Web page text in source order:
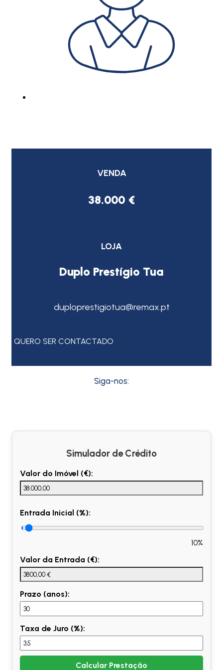
VENDA
38.000 €
LOJA
Duplo Prestígio Tua
duploprestigiotua@remax.pt
QUERO SER CONTACTADO
Siga-nos:
Simulador de Crédito
Valor do Imóvel (€):
Entrada Inicial (%):
10%
Valor da Entrada (€):
Prazo (anos):
Taxa de Juro (%):
Calcular Prestação